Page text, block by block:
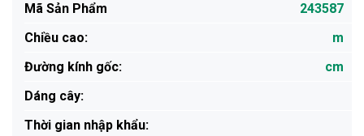
Mã Sản Phẩm
243587
Chiều cao:
m
Đường kính gốc:
cm
Dáng cây:
Thời gian nhập khẩu: